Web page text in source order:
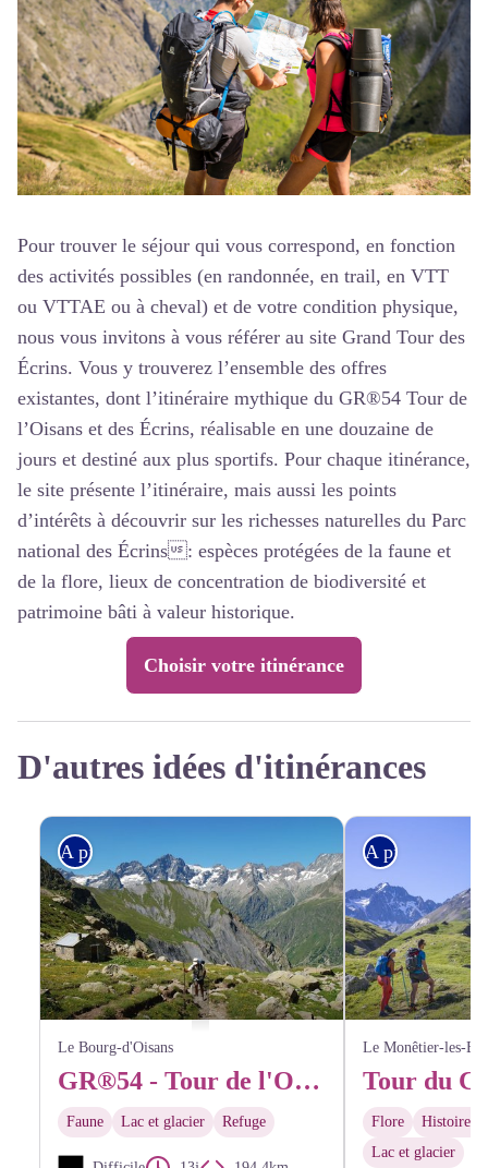
Pour trouver le séjour qui vous correspond, en fonction
des activités possibles (en randonnée, en trail, en VTT
ou VTTAE ou à cheval) et de votre condition physique,
nous vous invitons à vous référer au site Grand Tour des
Écrins. Vous y trouverez l’ensemble des offres
existantes, dont l’itinéraire mythique du GR®54 Tour de
l’Oisans et des Écrins, réalisable en une douzaine de
jours et destiné aux plus sportifs. Pour chaque itinérance,
le site présente l’itinéraire, mais aussi les points
d’intérêts à découvrir sur les richesses naturelles du Parc
national des Écrins: espèces protégées de la faune et
de la flore, lieux de concentration de biodiversité et
patrimoine bâti à valeur historique.
Choisir votre itinérance
D'autres idées d'itinérances
La cabane de berger de Vallonpierre sur le GR54 -
A pied
Le Bourg-d'Oisans
GR®54 - Tour de l'Oisans et des Ecrins
Faune Lac et glacier Refuge
A pied
Le Monêtier-les-
Flore
Histoire
Lac et glacier